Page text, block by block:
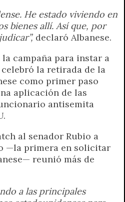
He estado viviendo en
bienes allí. Así que, por
declaró Albanese.
campaña para instar a
la retirada de la
como primer paso
aplicación de las
antisemita
al senador Rubio a
—la primera en solicitar
reunió más de
a las principales